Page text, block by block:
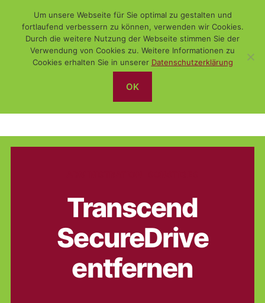
WiSch
Hardware
Transcend
SecureDrive
entfernen
Um unsere Webseite für Sie optimal zu gestalten und
fortlaufend verbessern zu können, verwenden wir Cookies.
Durch die weitere Nutzung der Webseite stimmen Sie der
Verwendung von Cookies zu. Weitere Informationen zu
Cookies erhalten Sie in unserer Datenschutzerklärung
OK